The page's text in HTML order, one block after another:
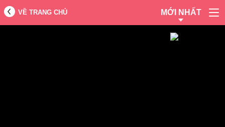
VỀ TRANG CHỦ MỚI NHẤT